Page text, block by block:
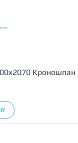
Кроношпан